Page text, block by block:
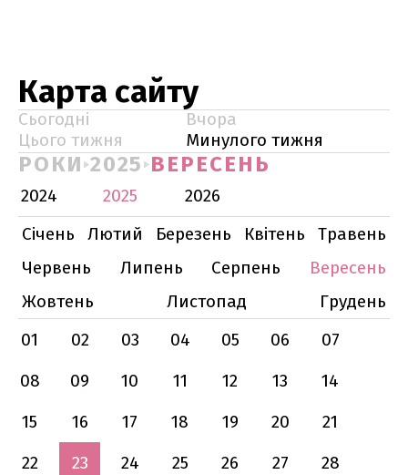
Карта сайту
Сьогодні
Вчора
Цього тижня
Минулого тижня
РОКИ 2025 ВЕРЕСЕНЬ
2024 2025
2026
Січень
Лютий Березень Квітень
Травень
Червень
Липень Серпень
Вересень
Жовтень
Листопад
Грудень
01
02 03 04 05 06
07
08
09 10 11 12 13
14
15
16 17 18 19 20
21
22
23 24 25 26 27
28